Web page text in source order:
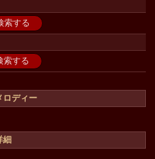
索する
索する
ロディー
細